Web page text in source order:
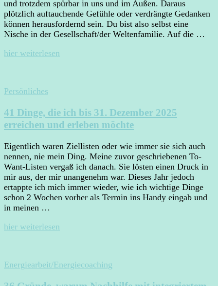
und trotzdem spürbar in uns und im Außen. Daraus
plötzlich auftauchende Gefühle oder verdrängte Gedanken
können herausfordernd sein. Du bist also selbst eine
Nische in der Gesellschaft/der Weltenfamilie. Auf die …
hier weiterlesen
Persönliches
41 Dinge, die ich bis 31. Dezember 2025
erreichen und erleben möchte
Eigentlich waren Ziellisten oder wie immer sie sich auch
nennen, nie mein Ding. Meine zuvor geschriebenen To-
Want-Listen vergaß ich danach. Sie lösten einen Druck in
mir aus, der mir unangenehm war. Dieses Jahr jedoch
ertappte ich mich immer wieder, wie ich wichtige Dinge
schon 2 Wochen vorher als Termin ins Handy eingab und
in meinen …
hier weiterlesen
Energiearbeit/Energiecoaching